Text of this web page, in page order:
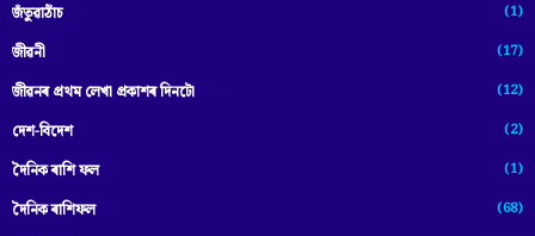
জঁতুৱাঠাঁচ (1)
জীৱনী (17)
জীৱনৰ প্ৰথম লেখা প্ৰকাশৰ দিনটো (12)
দেশ-বিদেশ (2)
দৈনিক ৰাশি ফল (1)
দৈনিক ৰাশিফল (68)